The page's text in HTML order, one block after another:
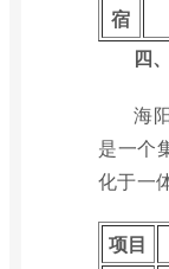
宿
四
海
是一个
化于一
项目